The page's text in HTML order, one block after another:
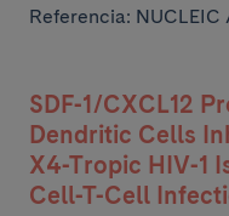
Referencia: NUCLEIC
SDF-1/CXCL12
Dendritic Cells
X4-Tropic HIV-1
Cell-T-Cell